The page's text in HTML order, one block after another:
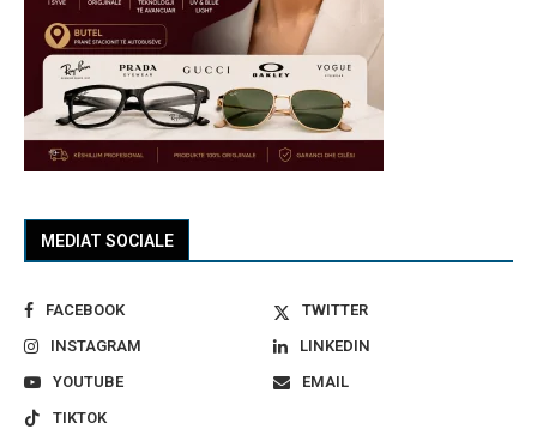
MEDIAT SOCIALE
FACEBOOK
TWITTER
INSTAGRAM
LINKEDIN
YOUTUBE
EMAIL
TIKTOK